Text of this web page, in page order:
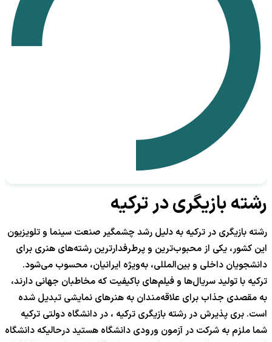
رشته بازیگری در ترکیه
رشته بازیگری در ترکیه به دلیل رشد چشمگیر صنعت سینما و تلویزیون
این کشور، یکی از محبوب‌ترین و پرطرفدارترین رشته‌های هنری برای
دانشجویان داخلی و بین‌المللی، به‌ویژه ایرانیان، محسوب می‌شود.
ترکیه با تولید سریال‌ها و فیلم‌های باکیفیت که مخاطبان جهانی دارند،
به مقصدی جذاب برای علاقه‌مندان به هنرهای نمایشی تبدیل شده
است. بری پذیرش در رشته بازیگری ترکیه ، در دانشگاه دولتی ترکیه
شما ملزم به شرکت در آزمون ورودی دانشگاه هستید درحالیکه دانشگاه